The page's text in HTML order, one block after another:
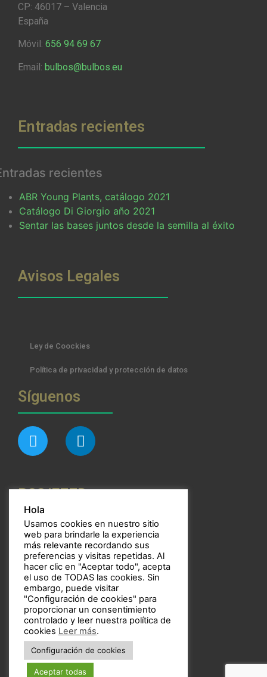
CP: 46017 – Valencia
España
Móvil: 656 94 69 67
Email: bulbos@bulbos.eu
Entradas recientes
recientes
ABR Young Plants, catálogo 2021
Catálogo Di Giorgio año 2021
Sentar las bases juntos desde la semilla al éxito
Avisos Legales
Ley de Coockies
Política de privacidad y protección de datos
Síguenos
RSS/FEED
Bulbos
Copyright © 2021 Bulbos
Hola
Usamos cookies en nuestro sitio
web para brindarle la experiencia
más relevante recordando sus
preferencias y visitas repetidas. Al
hacer clic en "Aceptar todo", acepta
el uso de TODAS las cookies. Sin
embargo, puede visitar
"Configuración de cookies" para
proporcionar un consentimiento
controlado y leer nuestra política de
cookies Leer más.
Configuración de cookies
Aceptar todas